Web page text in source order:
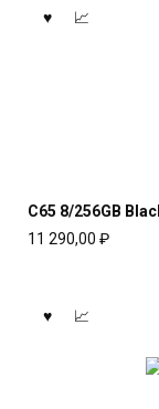
C65 8/256GB
11 290,00 ₽